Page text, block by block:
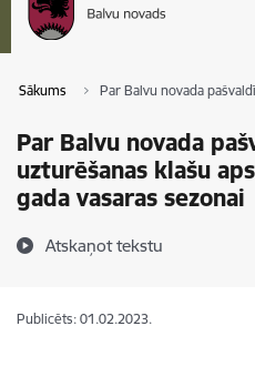
Sākums Par Balvu novada
Par Balvu novada
uzturēšanas klašu
gada vasaras sezonai
Atskaņot tekstu
Publicēts: 01.02.2023.